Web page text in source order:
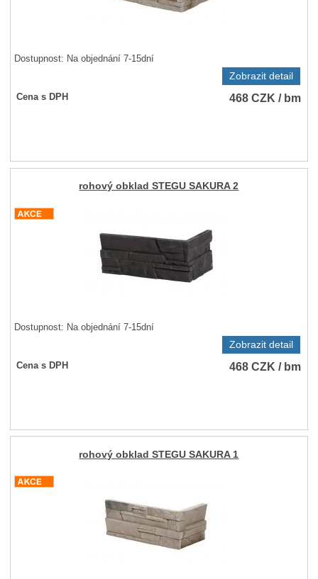
Dostupnost: Na objednání 7-15dní
Zobrazit detail
Cena s DPH 468CZK / bm
rohový obklad STEGU SAKURA 2
Dostupnost: Na objednání 7-15dní
Zobrazit detail
Cena s DPH 468CZK / bm
rohový obklad STEGU SAKURA 1